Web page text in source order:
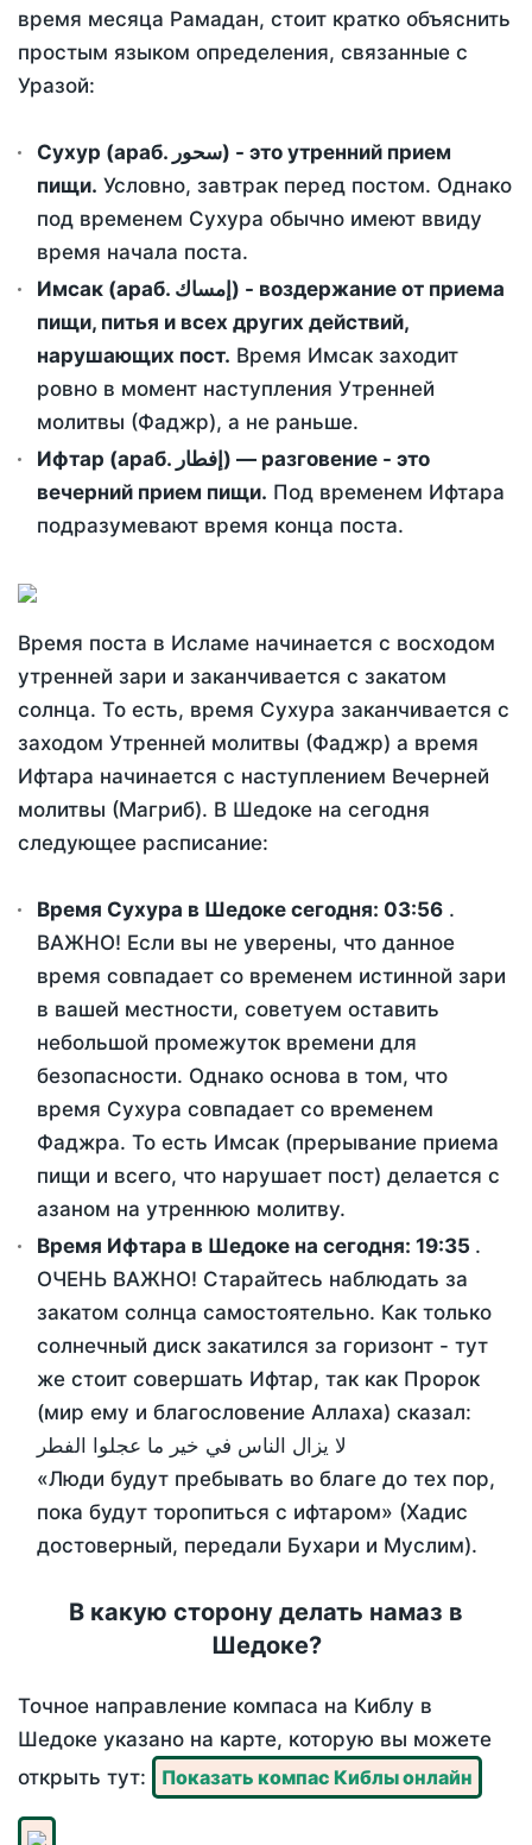
время месяца Рамадан, стоит кратко объяснить
простым языком определения, связанные с
Уразой:
Сухур (араб. سحور) - это утренний прием
пищи. Условно, завтрак перед постом. Однако
под временем Сухура обычно имеют ввиду
время начала поста.
Имсак (араб. إمساك) - воздержание от приема
пищи, питья и всех других действий,
нарушающих пост. Время Имсак заходит
ровно в момент наступления Утренней
молитвы (Фаджр), а не раньше.
Ифтар (араб. إفطار) — разговение - это
вечерний прием пищи. Под временем Ифтара
подразумевают время конца поста.
Время поста в Исламе начинается с восходом
утренней зари и заканчивается с закатом
солнца. То есть, время Сухура заканчивается с
заходом Утренней молитвы (Фаджр) а время
Ифтара начинается с наступлением Вечерней
молитвы (Магриб). В Шедоке на сегодня
следующее расписание:
Время Сухура в Шедоке сегодня: 03:56 .
ВАЖНО! Если вы не уверены, что данное
время совпадает со временем истинной зари
в вашей местности, советуем оставить
небольшой промежуток времени для
безопасности. Однако основа в том, что
время Сухура совпадает со временем
Фаджра. То есть Имсак (прерывание приема
пищи и всего, что нарушает пост) делается с
азаном на утреннюю молитву.
Время Ифтара в Шедоке на сегодня: 19:35 .
ОЧЕНЬ ВАЖНО! Старайтесь наблюдать за
закатом солнца самостоятельно. Как только
солнечный диск закатился за горизонт - тут
же стоит совершать Ифтар, так как Пророк
(мир ему и благословение Аллаха) сказал:
لا يزال الناس في خير ما عجلوا الفطر
«Люди будут пребывать во благе до тех пор,
пока будут торопиться с ифтаром» (Хадис
достоверный, передали Бухари и Муслим).
В какую сторону делать намаз в
Шедоке?
Точное направление компаса на Киблу в
Шедоке указано на карте, которую вы можете
открыть тут:
Показать компас Киблы онлайн